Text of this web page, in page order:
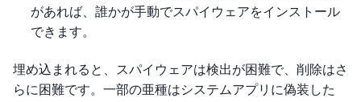
があれば、誰かが手動でスパイウェアをインストール
できます。
埋め込まれると、スパイウェアは検出が困難で、削除はさ
らに困難です。一部の亜種はシステムアプリに偽装した